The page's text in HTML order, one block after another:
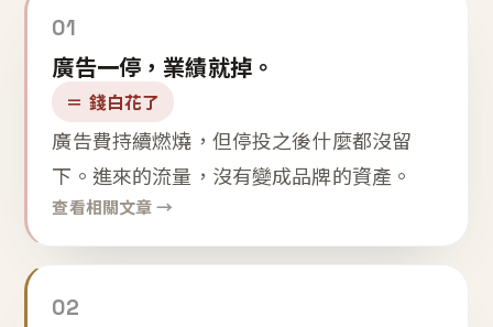
01
廣告一停，業績就掉。
＝ 錢白花了
廣告費持續燃燒，但停投之後什麼都沒留
下。進來的流量，沒有變成品牌的資產。
查看相關文章 →
02